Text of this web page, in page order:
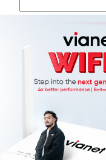
for: